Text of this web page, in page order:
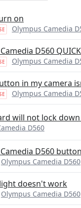
on
Olympus Camedia
D560
Olympus Camedia
in my camera
Olympus Camedia
will not lock down
D560
D560
Olympus Camedia D560
doesn't work
Olympus Camedia D560